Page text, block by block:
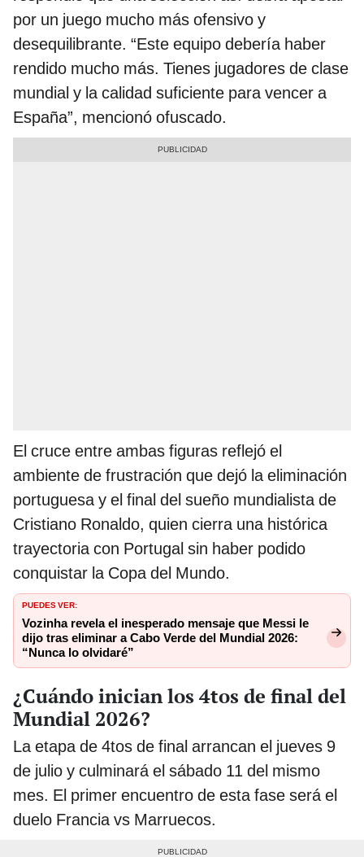
por un juego mucho más ofensivo y
desequilibrante. “Este equipo debería haber
rendido mucho más. Tienes jugadores de clase
mundial y la calidad suficiente para vencer a
España”, mencionó ofuscado.
El cruce entre ambas figuras reflejó el
ambiente de frustración que dejó la eliminación
portuguesa y el final del sueño mundialista de
Cristiano Ronaldo, quien cierra una histórica
trayectoria con Portugal sin haber podido
conquistar la Copa del Mundo.
PUEDES VER:
Vozinha revela el inesperado mensaje que Messi le
dijo tras eliminar a Cabo Verde del Mundial 2026:
“Nunca lo olvidaré”
¿Cuándo inician los 4tos de final del
Mundial 2026?
La etapa de 4tos de final arrancan el jueves 9
de julio y culminará el sábado 11 del mismo
mes. El primer encuentro de esta fase será el
duelo Francia vs Marruecos.